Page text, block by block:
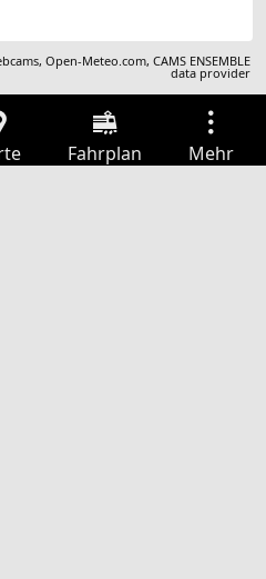
,Open-Meteo.com,CAMS ENSEMBLE
data provider
Fahrplan Mehr